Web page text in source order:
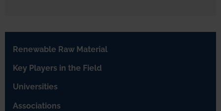
Renewable Raw Material
Key Players in the Field
Universities
Associations